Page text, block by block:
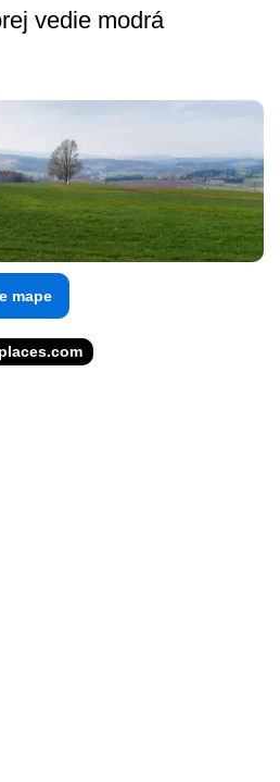
vedie modrá
mape